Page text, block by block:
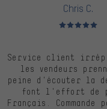
Chris C.
Note moyenne :
Service client
les vendeurs
peine d'écouter la
font l'effort de
Français. Commande